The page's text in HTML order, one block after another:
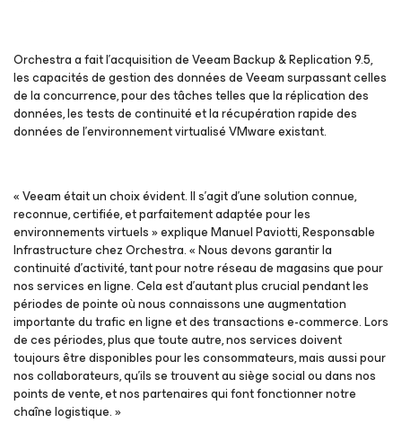
Orchestra a fait l’acquisition de Veeam Backup & Replication 9.5,
les capacités de gestion des données de Veeam surpassant celles
de la concurrence, pour des tâches telles que la réplication des
données, les tests de continuité et la récupération rapide des
données de l'environnement virtualisé VMware existant.
« Veeam était un choix évident. Il s’agit d’une solution connue,
reconnue, certifiée, et parfaitement adaptée pour les
environnements virtuels» explique Manuel Paviotti, Responsable
Infrastructure chez Orchestra. «Nous devons garantir la
continuité d’activité, tant pour notre réseau de magasins que pour
nos services en ligne. Cela est d’autant plus crucial pendant les
périodes de pointe où nous connaissons une augmentation
importante du trafic en ligne et des transactions e-commerce. Lors
de ces périodes, plus que toute autre, nos services doivent
toujours être disponibles pour les consommateurs, mais aussi pour
nos collaborateurs, qu’ils se trouvent au siège social ou dans nos
points de vente, et nos partenaires qui font fonctionner notre
chaîne logistique. »